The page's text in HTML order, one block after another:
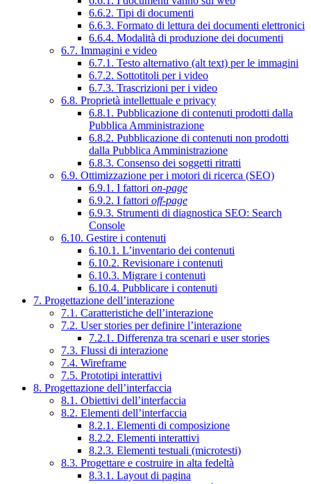
6.6.2. Tipi di documenti
6.6.3. Formato di lettura dei documenti elettronici
6.6.4. Modalità di produzione dei documenti
6.7. Immagini e video
6.7.1. Testo alternativo (alt text) per le immagini
6.7.2. Sottotitoli per i video
6.7.3. Trascrizioni per i video
6.8. Proprietà intellettuale e privacy
6.8.1. Pubblicazione di contenuti prodotti dalla
Pubblica Amministrazione
6.8.2. Pubblicazione di contenuti non prodotti
dalla Pubblica Amministrazione
6.8.3. Consenso dei soggetti ritratti
6.9. Ottimizzazione per i motori di ricerca (SEO)
6.9.1. I fattori on-page
6.9.2. I fattori off-page
6.9.3. Strumenti di diagnostica SEO: Search
Console
6.10. Gestire i contenuti
6.10.1. L’inventario dei contenuti
6.10.2. Revisionare i contenuti
6.10.3. Migrare i contenuti
6.10.4. Pubblicare i contenuti
7. Progettazione dell’interazione
7.1. Caratteristiche dell’interazione
7.2. User stories per definire l’interazione
7.2.1. Differenza tra scenari e user stories
7.3. Flussi di interazione
7.4. Wireframe
7.5. Prototipi interattivi
8. Progettazione dell’interfaccia
8.1. Obiettivi dell’interfaccia
8.2. Elementi dell’interfaccia
8.2.1. Elementi di composizione
8.2.2. Elementi interattivi
8.2.3. Elementi testuali (microtesti)
8.3. Progettare e costruire in alta fedeltà
8.3.1. Layout di pagina